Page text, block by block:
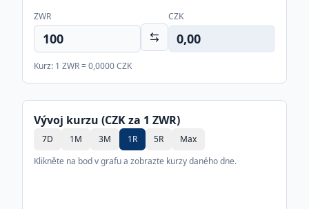
ZWR CZK
0,00
Kurz: 1 ZWR=0,0000CZK
Vývoj kurzu (CZK za 1 ZWR)
7D 1M 3M 1R 5R
Max
Klikněte na bod v grafu a zobrazte kurzy daného dne.